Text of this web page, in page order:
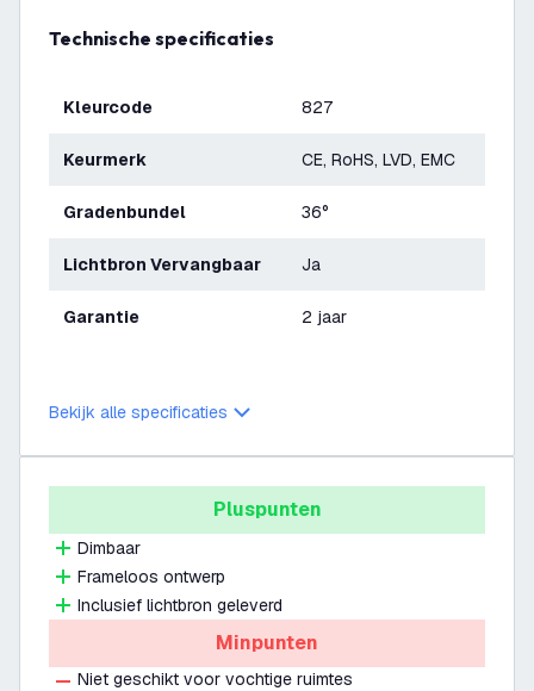
Technische specificaties
Kleurcode 827
Keurmerk CE, RoHS, LVD, EMC
Gradenbundel 36°
Lichtbron Vervangbaar Ja
Garantie 2 jaar
Bekijk alle specificaties
Pluspunten
Dimbaar
Frameloos ontwerp
Inclusief lichtbron geleverd
Minpunten
Niet geschikt voor vochtige ruimtes